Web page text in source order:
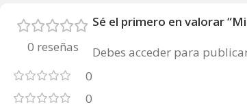
0 reseñas
0
0
Sé el primero en valorar
Debes acceder para